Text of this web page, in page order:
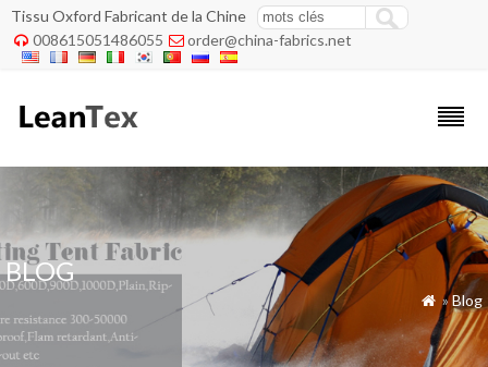
Tissu Oxford Fabricant de la Chine
 008615051486055  order@china-fabrics.net
BLOG
 »Blog